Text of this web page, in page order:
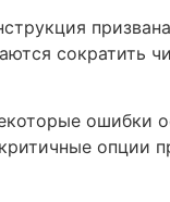
сократить
ошибки
опции